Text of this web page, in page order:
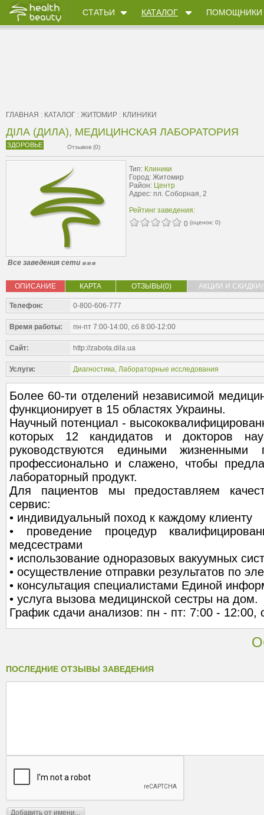
СТАТЬИ КАТАЛОГ ПОМОЩНИКИ
ГЛАВНАЯ : КАТАЛОГ : ЖИТОМИР : КЛИНИКИ
ДІЛА (ДИЛА), МЕДИЦИНСКАЯ ЛАБОРАТОРИЯ
ЗДОРОВЬЕ Отзывов (0)
Тип: Клиники
Город: Житомир
Район: Центр
Адрес: пл. Соборная, 2
Рейтинг заведения:
0 (оценок: 0)
Все заведения сети
ОПИСАНИЕ КАРТА ОТЗЫВЫ(0) АКЦИИ И
Телефон: 0-800-606-777
Время работы: пн-пт 7:00-14:00, сб 8:00-12:00
Сайт: http://zabota.dila.ua
Услуги: Диагностика, Лабораторные исследования
Более 60-ти отделений независимой
функционирует в 15 областях Украины.
Научный потенциал -
которых 12 кандидатов и докторов
руководствуются едиными жизненными
профессионально и слажено, чтобы
лабораторный продукт.
Для пациентов мы предоставляем
сервис:
• индивидуальный поход к каждому клиенту
• проведение процедур
медсестрами
• использование одноразовых вакуумных
• осуществление отправки результатов по
• консультация специалистами Единой
• услуга вызова медицинской сестры на дом.
График сдачи анализов: пн - пт: 7:00 - 12:00,
ПОСЛЕДНИЕ ОТЗЫВЫ ЗАВЕДЕНИЯ